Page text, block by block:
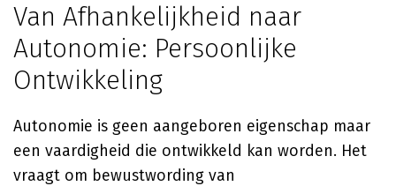
Van Afhankelijkheid naar
Autonomie: Persoonlijke
Ontwikkeling
Autonomie is geen aangeboren eigenschap maar
een vaardigheid die ontwikkeld kan worden. Het
vraagt om bewustwording van